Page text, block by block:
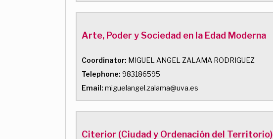
Arte, Poder y Sociedad en la Edad Moderna
Coordinator: MIGUEL ANGEL ZALAMA RODRIGUEZ
Telephone: 983186595
Email: miguelangel.zalama@uva.es
Citerior (Ciudad y Ordenación del Territorio)